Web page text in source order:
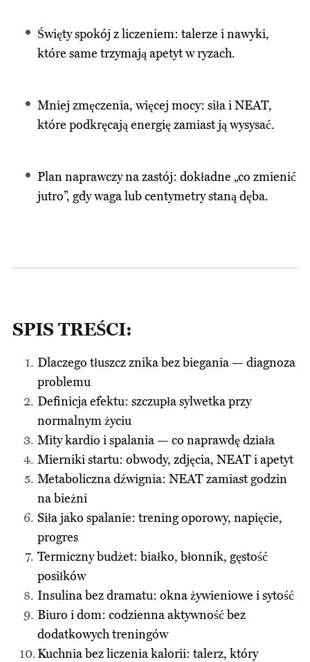
Święty spokój z liczeniem: talerze i nawyki,
które same trzymają apetyt w ryzach.
Mniej zmęczenia, więcej mocy: siła i NEAT,
które podkręcają energię zamiast ją wysysać.
Plan naprawczy na zastój: dokładne „co zmienić
jutro”, gdy waga lub centymetry staną dęba.
SPIS TREŚCI:
Dlaczego tłuszcz znika bez biegania — diagnoza
problemu
Definicja efektu: szczupła sylwetka przy
normalnym życiu
Mity kardio i spalania — co naprawdę działa
Mierniki startu: obwody, zdjęcia, NEAT i apetyt
Metaboliczna dźwignia: NEAT zamiast godzin
na bieżni
Siła jako spalanie: trening oporowy, napięcie,
progres
Termiczny budżet: białko, błonnik, gęstość
posiłków
Insulina bez dramatu: okna żywieniowe i sytość
Biuro i dom: codzienna aktywność bez
dodatkowych treningów
Kuchnia bez liczenia kalorii: talerz, który